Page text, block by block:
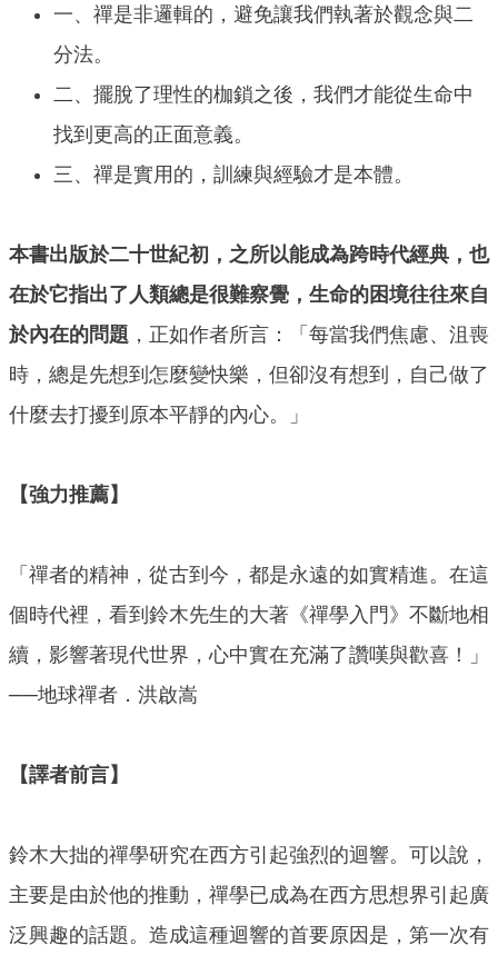
一、禪是非邏輯的，避免讓我們執著於觀念與二
分法。
二、擺脫了理性的枷鎖之後，我們才能從生命中
找到更高的正面意義。
三、禪是實用的，訓練與經驗才是本體。
本書出版於二十世紀初，之所以能成為跨時代經典，也
在於它指出了人類總是很難察覺，生命的困境往往來自
於內在的問題 ，正如作者所言：「每當我們焦慮、沮喪
時，總是先想到怎麼變快樂，但卻沒有想到，自己做了
什麼去打擾到原本平靜的內心。」
【強力推薦】
「禪者的精神，從古到今，都是永遠的如實精進。在這
個時代裡，看到鈴木先生的大著《禪學入門》不斷地相
續，影響著現代世界，心中實在充滿了讚嘆與歡喜！」
──地球禪者．洪啟嵩
【譯者前言】
鈴木大拙的禪學研究在西方引起強烈的迴響。可以說，
主要是由於他的推動，禪學已成為在西方思想界引起廣
泛興趣的話題。造成這種迴響的首要原因是，第一次有